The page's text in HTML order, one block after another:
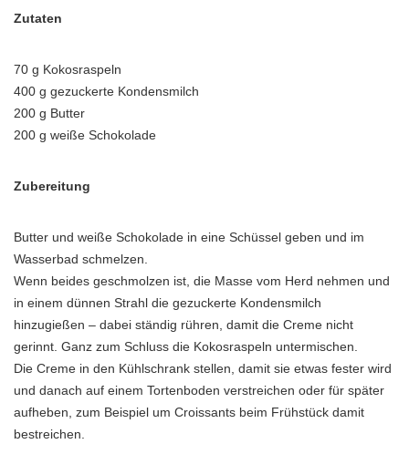
Zutaten
70 g Kokosraspeln
400 g gezuckerte Kondensmilch
200 g Butter
200 g weiße Schokolade
Zubereitung
Butter und weiße Schokolade in eine Schüssel geben und im
Wasserbad schmelzen.
Wenn beides geschmolzen ist, die Masse vom Herd nehmen und
in einem dünnen Strahl die gezuckerte Kondensmilch
hinzugießen – dabei ständig rühren, damit die Creme nicht
gerinnt. Ganz zum Schluss die Kokosraspeln untermischen.
Die Creme in den Kühlschrank stellen, damit sie etwas fester wird
und danach auf einem Tortenboden verstreichen oder für später
aufheben, zum Beispiel um Croissants beim Frühstück damit
bestreichen.